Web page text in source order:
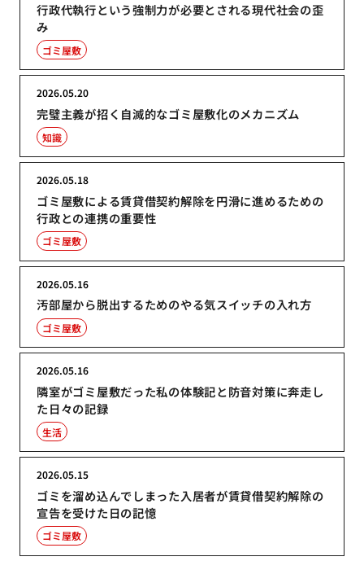
行政代執行という強制力が必要とされる現代社会の歪
み
ゴミ屋敷
完璧主義が招く自滅的なゴミ屋敷化のメカニズム
2026.05.20
知識
ゴミ屋敷による賃貸借契約解除を円滑に進めるための
行政との連携の重要性
2026.05.18
ゴミ屋敷
汚部屋から脱出するためのやる気スイッチの入れ方
2026.05.16
ゴミ屋敷
隣室がゴミ屋敷だった私の体験記と防音対策に奔走し
た日々の記録
2026.05.16
生活
ゴミを溜め込んでしまった入居者が賃貸借契約解除の
宣告を受けた日の記憶
2026.05.15
ゴミ屋敷